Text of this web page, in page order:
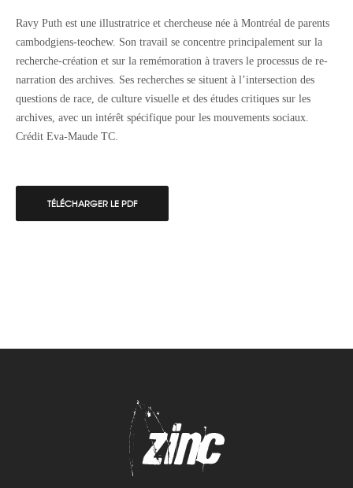
Ravy Puth est une illustratrice et chercheuse née à Montréal de parents
cambodgiens-teochew. Son travail se concentre principalement sur la
recherche-création et sur la remémoration à travers le processus de re-
narration des archives. Ses recherches se situent à l’intersection des
questions de race, de culture visuelle et des études critiques sur les
archives, avec un intérêt spécifique pour les mouvements sociaux.
Crédit Eva-Maude TC.
TÉLÉCHARGER LE PDF